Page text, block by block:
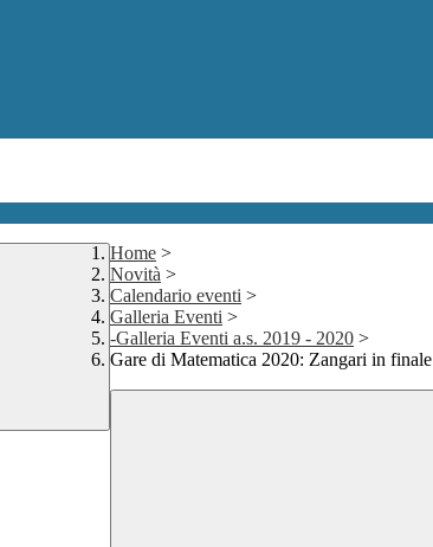
Home >
Novità >
Calendario eventi >
Galleria Eventi >
-Galleria Eventi a.s. 2019 - 2020 >
Gare di Matematica 2020: Zangari in finale